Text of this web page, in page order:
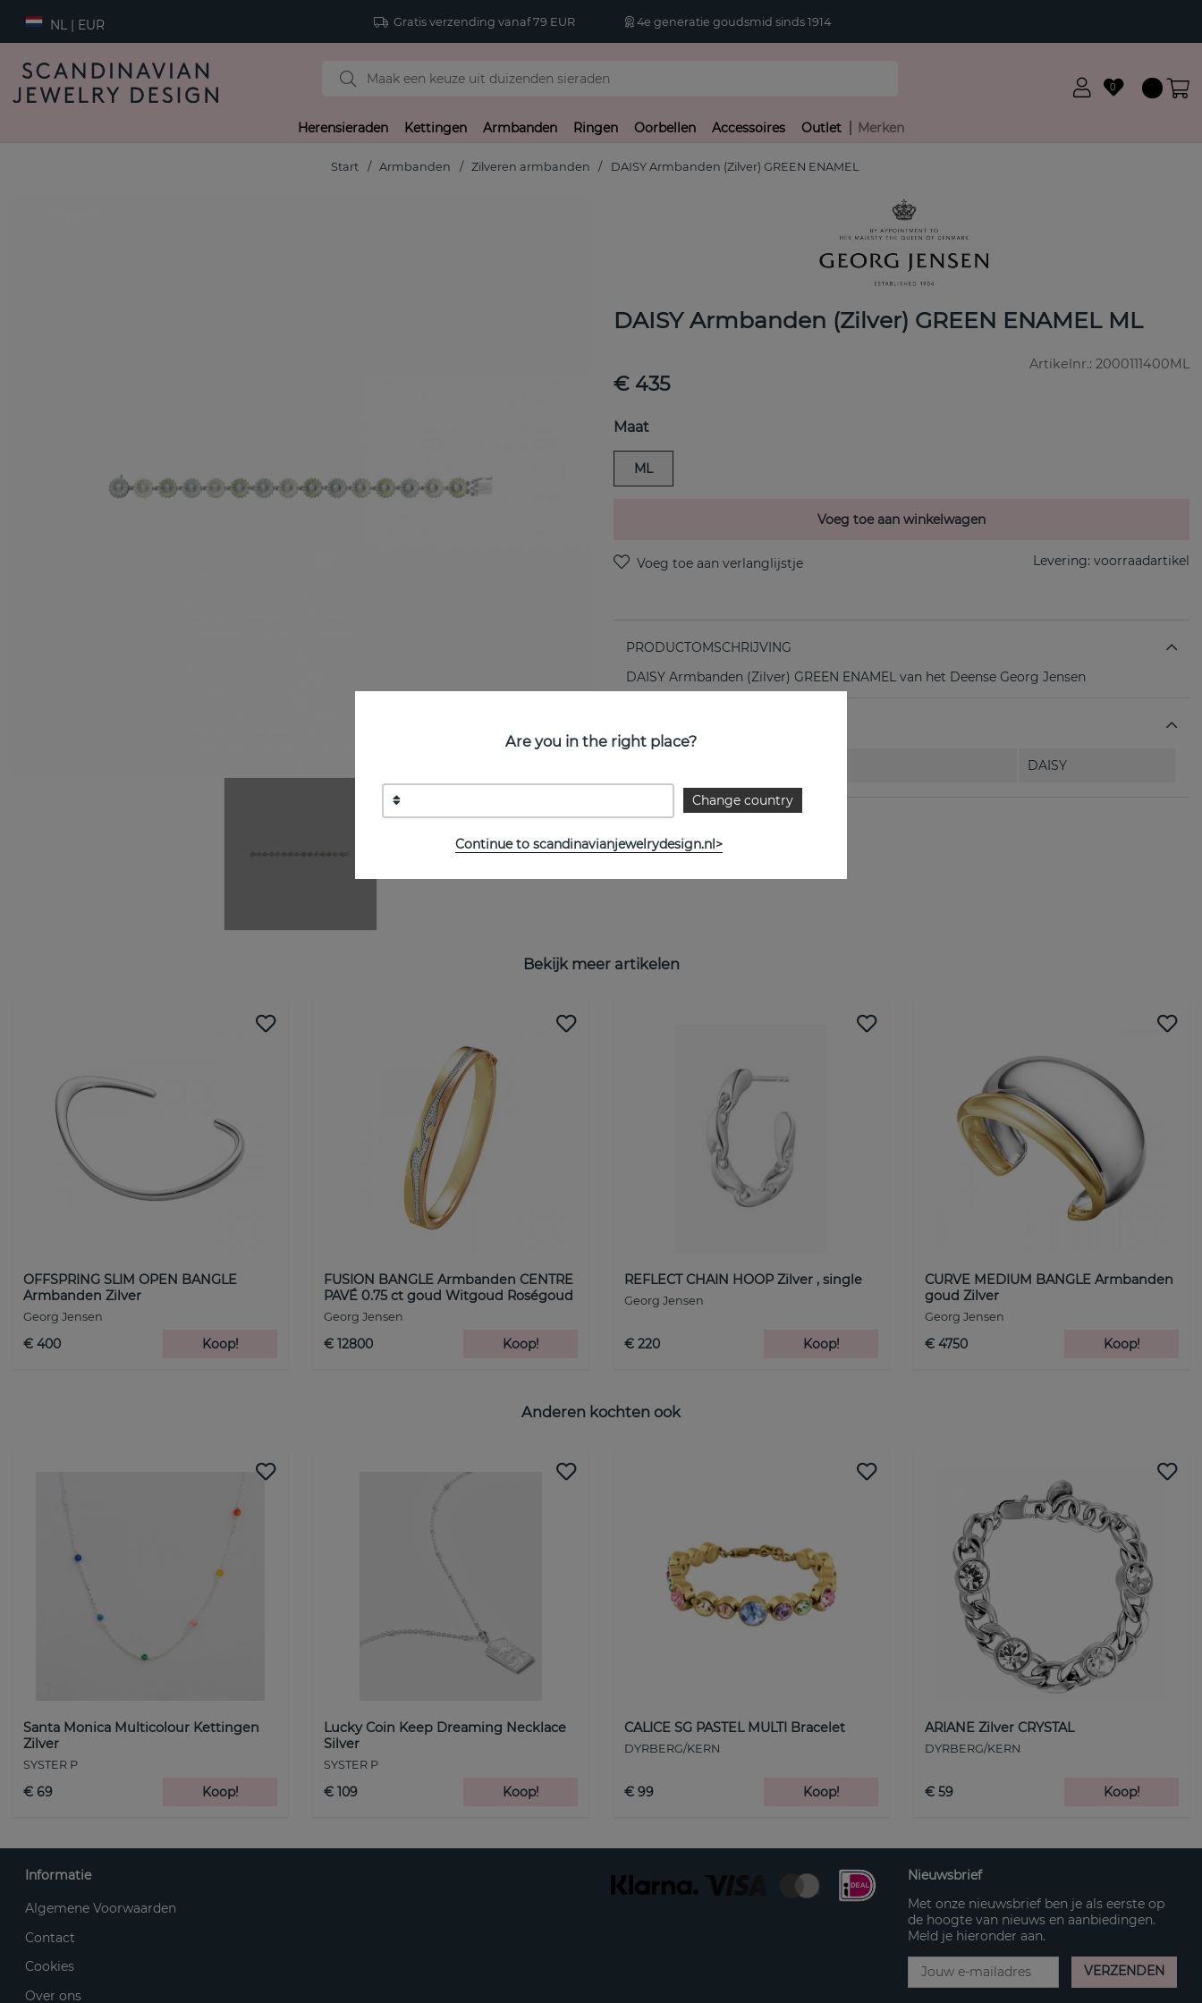
NL | EUR Gratis verzending vanaf 79 EUR 4e generatie goudsmid sinds 1914
0
Herensieraden Kettingen Armbanden Ringen Oorbellen Accessoires Outlet Merken
Start Armbanden Zilveren armbanden DAISY Armbanden (Zilver) GREEN ENAMEL
DAISY Armbanden (Zilver) GREEN ENAMEL ML
Artikelnr.: 2000111400ML
€ 435
Maat
ML
Voeg toe aan winkelwagen
Levering: voorraadartikel
PRODUCTOMSCHRIJVING
DAISY Armbanden (Zilver) GREEN ENAMEL van het Deense Georg Jensen
DAISY
Bekijk meer artikelen
OFFSPRING SLIM OPEN BANGLE
Armbanden Zilver
Georg Jensen
€ 400 Koop!
FUSION BANGLE Armbanden CENTRE
PAVÉ 0.75 ct goud Witgoud Roségoud
Georg Jensen
€ 12800 Koop!
REFLECT CHAIN HOOP Zilver , single
Georg Jensen
€ 220 Koop!
CURVE MEDIUM BANGLE Armbanden
goud Zilver
Georg Jensen
€ 4750 Koop!
Anderen kochten ook
Santa Monica Multicolour Kettingen
Zilver
SYSTER P
€ 69 Koop!
Lucky Coin Keep Dreaming Necklace
Silver
SYSTER P
€ 109 Koop!
CALICE SG PASTEL MULTI Bracelet
DYRBERG/KERN
€ 99 Koop!
ARIANE Zilver CRYSTAL
DYRBERG/KERN
€ 59 Koop!
Are you in the right place?
Change country
Continue to scandinavianjewelrydesign.nl>
Informatie
Algemene Voorwaarden
Contact
Cookies
Over ons
Nieuwsbrief
Met onze nieuwsbrief ben je als eerste op
de hoogte van nieuws en aanbiedingen.
Meld je hieronder aan.
VERZENDEN